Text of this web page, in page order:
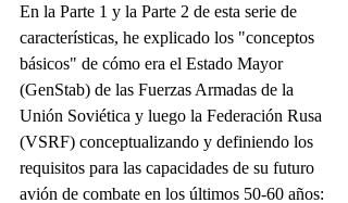
En la Parte 1 y la Parte 2 de esta serie de
características, he explicado los "conceptos
básicos" de cómo era el Estado Mayor
(GenStab) de las Fuerzas Armadas de la
Unión Soviética y luego la Federación Rusa
(VSRF) conceptualizando y definiendo los
requisitos para las capacidades de su futuro
avión de combate en los últimos 50-60 años: